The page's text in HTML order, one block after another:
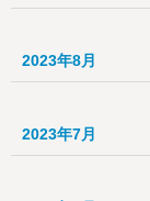
2023年8月
2023年7月